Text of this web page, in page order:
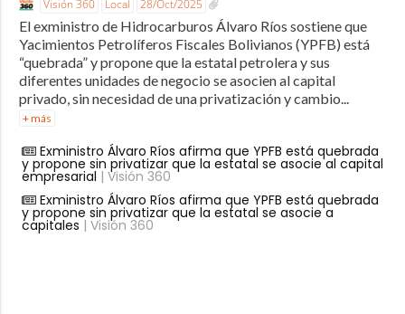
Visión 360 Local 28/Oct/2025
El exministro de Hidrocarburos Álvaro Ríos sostiene que
Yacimientos Petrolíferos Fiscales Bolivianos (YPFB) está
“quebrada” y propone que la estatal petrolera y sus
diferentes unidades de negocio se asocien al capital
privado, sin necesidad de una privatización y cambio...
+ más
Exministro Álvaro Ríos afirma que YPFB está quebrada
y propone sin privatizar que la estatal se asocie al capital
empresarial | Visión 360
Exministro Álvaro Ríos afirma que YPFB está quebrada
y propone sin privatizar que la estatal se asocie a
capitales | Visión 360